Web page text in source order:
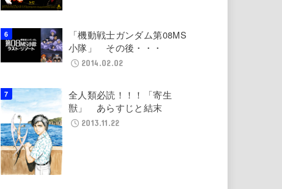
「機動戦士ガンダム第08MS
小隊」 その後・・・
2014.02.02
全人類必読！！！「寄生
獣」 あらすじと結末
2013.11.22